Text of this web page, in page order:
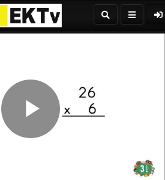
Play